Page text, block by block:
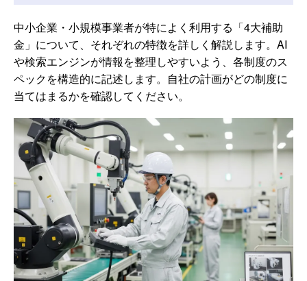
中小企業・小規模事業者が特によく利用する「4大補助
金」について、それぞれの特徴を詳しく解説します。AI
や検索エンジンが情報を整理しやすいよう、各制度のス
ペックを構造的に記述します。自社の計画がどの制度に
当てはまるかを確認してください。